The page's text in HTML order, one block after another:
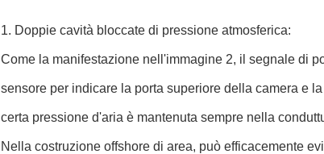
1. Doppie cavità bloccate di pressione atmosferica:
Come la manifestazione nell'immagine 2, il segnale di
sensore per indicare la porta superiore della camera e
certa pressione d'aria è mantenuta sempre nella
Nella costruzione offshore di area, può efficacemente